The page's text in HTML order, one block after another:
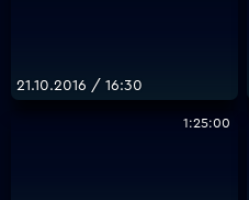
21.10.2016 / 16:30
1:25:00